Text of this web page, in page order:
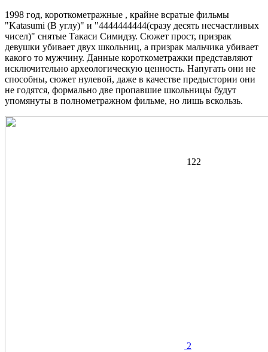
1998 год, короткометражные , крайне всратые фильмы
"Katasumi (В углу)" и "4444444444(сразу десять несчастливых
чисел)" снятые Такаси Симидзу. Сюжет прост, призрак
девушки убивает двух школьниц, а призрак мальчика убивает
какого то мужчину. Данные короткометражки представляют
исключительно археологическую ценность. Напугать они не
способны, сюжет нулевой, даже в качестве предыстории они
не годятся, формально две пропавшие школьницы будут
упомянуты в полнометражном фильме, но лишь вскользь.
122
2